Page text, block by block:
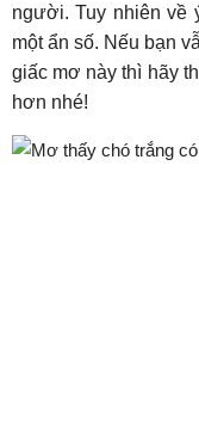
người. Tuy nhiên về
một ẩn số. Nếu bạn
giấc mơ này thì hãy
hơn nhé!